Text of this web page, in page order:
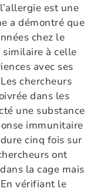
est une
a démontré que
chez le
à celle
avec ses
chercheurs
dans les
une substance
immunitaire
cinq fois sur
ont
la cage mais
vérifiant le